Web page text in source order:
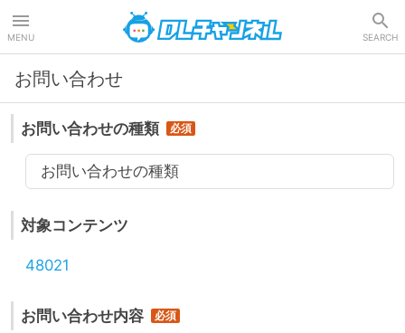
MENU SEARCH
お問い合わせ
お問い合わせの種類
お問い合わせの種類
対象コンテンツ
48021
お問い合わせ内容